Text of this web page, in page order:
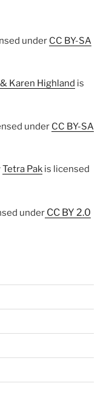
under CC BY-SA
Karen Highland is
under CC BY-SA
Tetra Pak is licensed
under CC BY 2.0